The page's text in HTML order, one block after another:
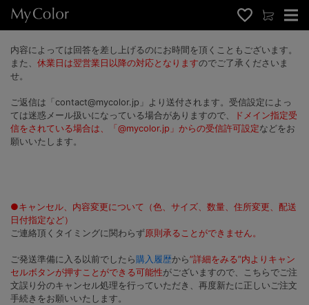
内容によっては回答を差し上げるのにお時間を頂くこともございます。
また、 休業日は翌営業日以降の対応となりますのでご了承くださいま
せ。
ご返信は「contact@mycolor.jp」より送付されます。受信設定によっ
ては迷惑メール扱いになっている場合がありますので、
ドメイン指定受
信をされている場合は、「@mycolor.jp」からの受信許可設定などをお
願いいたします。
●キャンセル、内容変更について（色、サイズ、数量、住所変更、配送
日付指定など）
ご連絡頂くタイミングに関わらず原則承ることができません。
ご発送準備に入る以前でしたら購入履歴から”詳細をみる”内よりキャン
セルボタンが押すことができる可能性がございますので、こちらでご注
文誤り分のキャンセル処理を行っていただき、再度新たに正しいご注文
手続きをお願いいたします。